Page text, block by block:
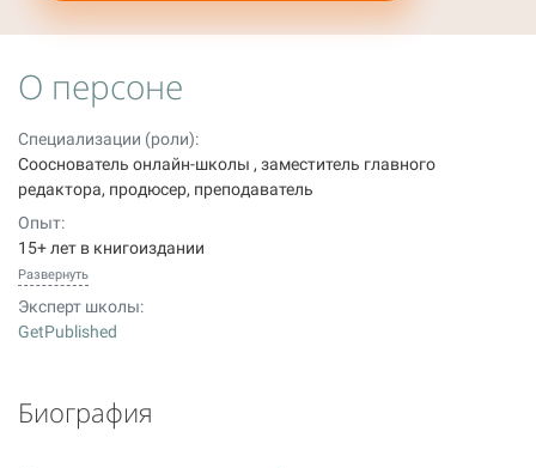
О персоне
Специализации (роли):
Сооснователь онлайн-школы , заместитель главного
редактора, продюсер, преподаватель
Опыт:
15+ лет в книгоиздании
Развернуть
Эксперт школы:
GetPublished
Биография